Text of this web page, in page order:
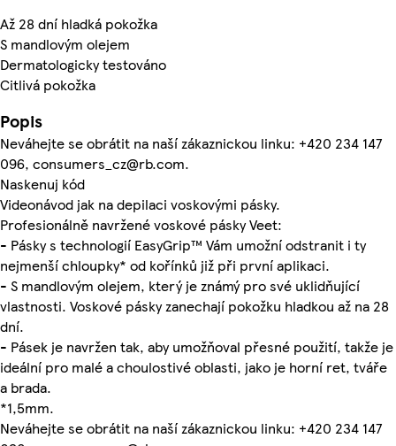
Až 28 dní hladká pokožka
S mandlovým olejem
Dermatologicky testováno
Citlivá pokožka
Popis
Neváhejte se obrátit na naší zákaznickou linku: +420 234 147
096, consumers_cz@rb.com.
Naskenuj kód
Videonávod jak na depilaci voskovými pásky.
Profesionálně navržené voskové pásky Veet:
- Pásky s technologií EasyGrip™ Vám umožní odstranit i ty
nejmenší chloupky* od kořínků již při první aplikaci.
- S mandlovým olejem, který je známý pro své uklidňující
vlastnosti. Voskové pásky zanechají pokožku hladkou až na 28
dní.
- Pásek je navržen tak, aby umožňoval přesné použití, takže je
ideální pro malé a choulostivé oblasti, jako je horní ret, tváře
a brada.
*1,5mm.
Neváhejte se obrátit na naší zákaznickou linku: +420 234 147